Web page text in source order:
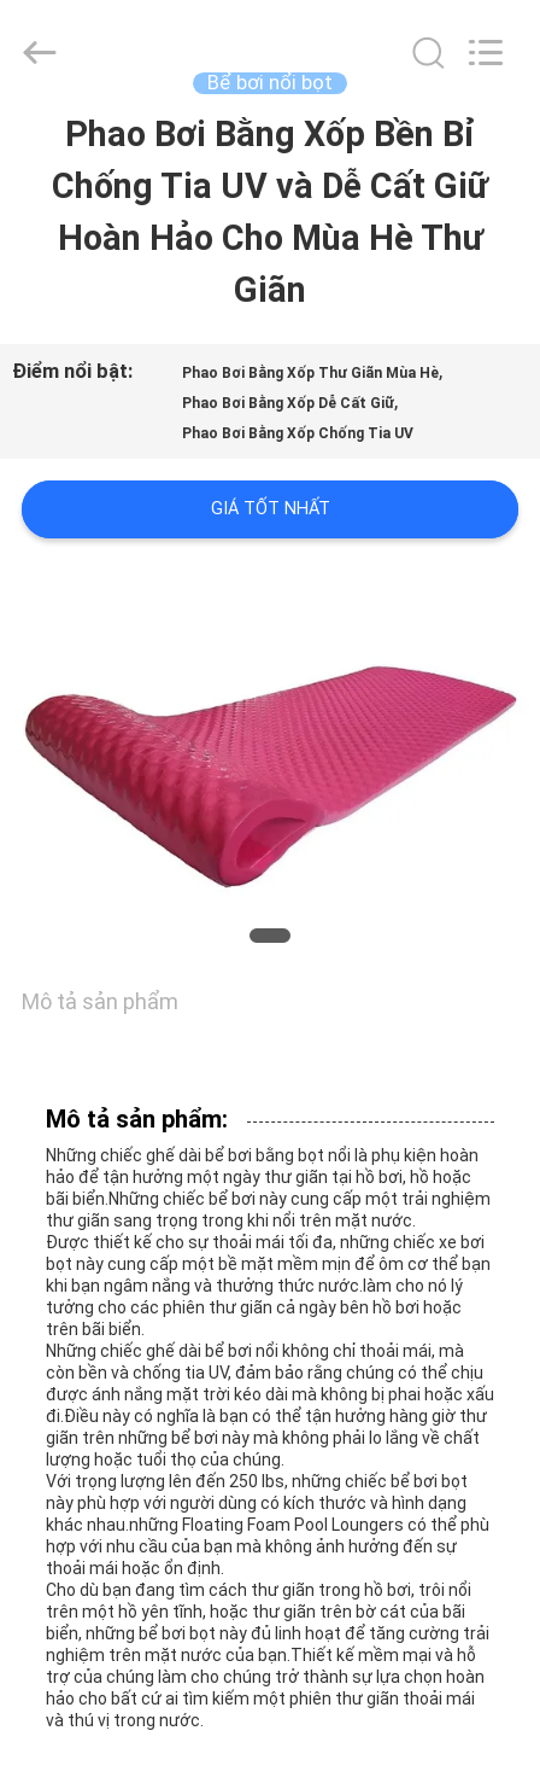
NHÀ
SẢN
VỀ
CHUYẾN
NHÀ
MÁY
LƯỢNG
VỚI
CHÚNG
TÔI
TIN
TỨC
YÊU
CẦU
ĐẶT
GIÁ
Guangzhou
SolidFloat
Bể bơi nổi bọt
Phao Bơi Bằng Xốp Bền Bỉ
Chống Tia UV và Dễ Cất Giữ
Hoàn Hảo Cho Mùa Hè Thư
Giãn
Điểm nổi bật: Phao Bơi Bằng Xốp Thư Giãn Mùa Hè,
Phao Bơi Bằng Xốp Dễ Cất Giữ,
Phao Bơi Bằng Xốp Chống Tia UV
GIÁ TỐT NHẤT
Mô tả sản phẩm
Mô tả sản phẩm:
Những chiếc ghế dài bể bơi bằng bọt nổi là phụ kiện hoàn
hảo để tận hưởng một ngày thư giãn tại hồ bơi, hồ hoặc
bãi biển.Những chiếc bể bơi này cung cấp một trải nghiệm
thư giãn sang trọng trong khi nổi trên mặt nước.
Được thiết kế cho sự thoải mái tối đa, những chiếc xe bơi
bọt này cung cấp một bề mặt mềm mịn để ôm cơ thể bạn
khi bạn ngâm nắng và thưởng thức nước.làm cho nó lý
tưởng cho các phiên thư giãn cả ngày bên hồ bơi hoặc
trên bãi biển.
Những chiếc ghế dài bể bơi nổi không chỉ thoải mái, mà
còn bền và chống tia UV, đảm bảo rằng chúng có thể chịu
được ánh nắng mặt trời kéo dài mà không bị phai hoặc xấu
đi.Điều này có nghĩa là bạn có thể tận hưởng hàng giờ thư
giãn trên những bể bơi này mà không phải lo lắng về chất
lượng hoặc tuổi thọ của chúng.
Với trọng lượng lên đến 250 lbs, những chiếc bể bơi bọt
này phù hợp với người dùng có kích thước và hình dạng
khác nhau.những Floating Foam Pool Loungers có thể phù
hợp với nhu cầu của bạn mà không ảnh hưởng đến sự
thoải mái hoặc ổn định.
Cho dù bạn đang tìm cách thư giãn trong hồ bơi, trôi nổi
trên một hồ yên tĩnh, hoặc thư giãn trên bờ cát của bãi
biển, những bể bơi bọt này đủ linh hoạt để tăng cường trải
nghiệm trên mặt nước của bạn.Thiết kế mềm mại và hỗ
trợ của chúng làm cho chúng trở thành sự lựa chọn hoàn
hảo cho bất cứ ai tìm kiếm một phiên thư giãn thoải mái
và thú vị trong nước.